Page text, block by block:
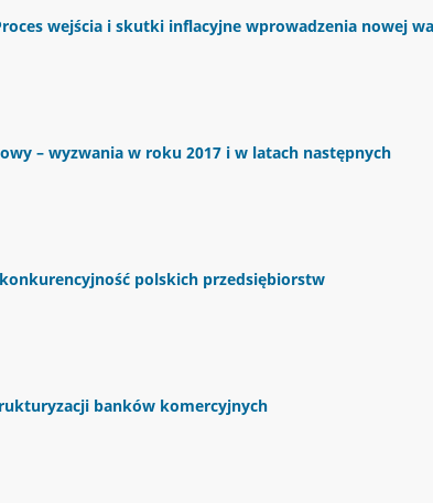
wejścia i skutki inflacyjne wprowadzenia nowej
– wyzwania w roku 2017 i w latach następnych
polskich przedsiębiorstw
banków komercyjnych